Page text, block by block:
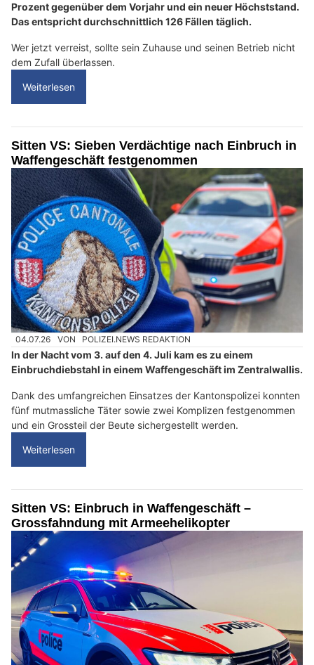
Prozent gegenüber dem Vorjahr und ein neuer Höchststand.
Das entspricht durchschnittlich 126 Fällen täglich.
Wer jetzt verreist, sollte sein Zuhause und seinen Betrieb nicht
dem Zufall überlassen.
Weiterlesen
Sitten VS: Sieben Verdächtige nach Einbruch in
Waffengeschäft festgenommen
04.07.26 VON POLIZEI.NEWS REDAKTION
In der Nacht vom 3. auf den 4. Juli kam es zu einem
Einbruchdiebstahl in einem Waffengeschäft im Zentralwallis.
Dank des umfangreichen Einsatzes der Kantonspolizei konnten
fünf mutmassliche Täter sowie zwei Komplizen festgenommen
und ein Grossteil der Beute sichergestellt werden.
Weiterlesen
Sitten VS: Einbruch in Waffengeschäft –
Grossfahndung mit Armeehelikopter